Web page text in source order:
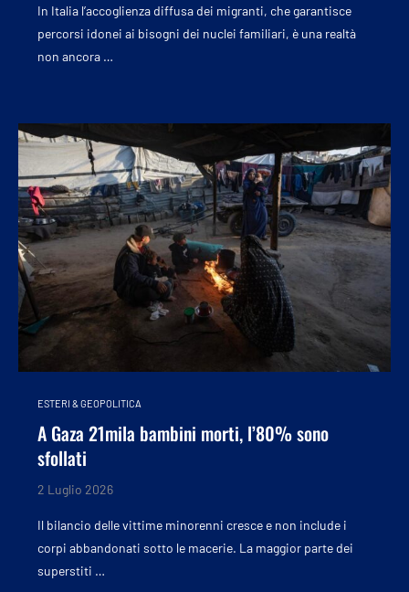
In Italia l’accoglienza diffusa dei migranti, che garantisce
percorsi idonei ai bisogni dei nuclei familiari, è una realtà
non ancora …
ESTERI & GEOPOLITICA
A Gaza 21mila bambini morti, l’80% sono
sfollati
2 Luglio 2026
Il bilancio delle vittime minorenni cresce e non include i
corpi abbandonati sotto le macerie. La maggior parte dei
superstiti …